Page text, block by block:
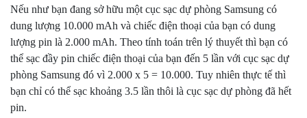
Nếu như bạn đang sở hữu một cục sạc dự phòng Samsung có
dung lượng 10.000 mAh và chiếc điện thoại của bạn có dung
lượng pin là 2.000 mAh. Theo tính toán trên lý thuyết thì bạn có
thể sạc đầy pin chiếc điện thoại của bạn đến 5 lần với cục sạc dự
phòng Samsung đó vì 2.000 x 5 = 10.000. Tuy nhiên thực tế thì
bạn chỉ có thể sạc khoảng 3.5 lần thôi là cục sạc dự phòng đã hết
pin.